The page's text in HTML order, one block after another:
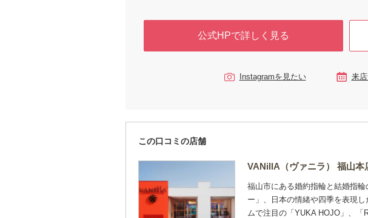
公式HPで詳しく見る
Instagramを見たい 来
この口コミの店舗
VANillA（ヴァニラ） 福山本
福山市にある婚約指輪と結婚指
ー」、日本の情緒や四季を表現
ムで注目の「YUKA HOJO」、